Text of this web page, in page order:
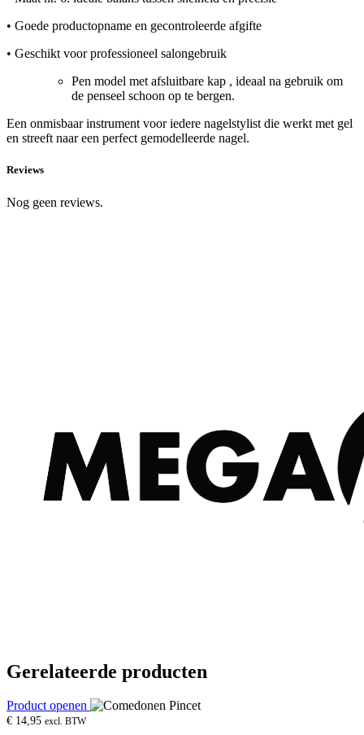
• Goede productopname en gecontroleerde afgifte
• Geschikt voor professioneel salongebruik
Pen model met afsluitbare kap , ideaal na gebruik om
de penseel schoon op te bergen.
Een onmisbaar instrument voor iedere nagelstylist die werkt met gel
en streeft naar een perfect gemodelleerde nagel.
Reviews
Nog geen reviews.
Gerelateerde producten
Product openen
€ 14,95 excl. BTW